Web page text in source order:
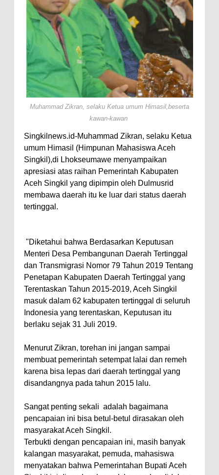
Muhammad Zikran, selaku Ketua umum Himasil,beserta
kawan-kawan
Singkilnews.id-Muhammad Zikran, selaku Ketua
umum Himasil (Himpunan Mahasiswa Aceh
Singkil),di Lhokseumawe menyampaikan
apresiasi atas raihan Pemerintah Kabupaten
Aceh Singkil yang dipimpin oleh Dulmusrid
membawa daerah itu ke luar dari status daerah
tertinggal.
"Diketahui bahwa Berdasarkan Keputusan
Menteri Desa Pembangunan Daerah Tertinggal
dan Transmigrasi Nomor 79 Tahun 2019 Tentang
Penetapan Kabupaten Daerah Tertinggal yang
Terentaskan Tahun 2015-2019, Aceh Singkil
masuk dalam 62 kabupaten tertinggal di seluruh
Indonesia yang terentaskan, Keputusan itu
berlaku sejak 31 Juli 2019.
Menurut Zikran, torehan ini jangan sampai
membuat pemerintah setempat lalai dan remeh
karena bisa lepas dari daerah tertinggal yang
disandangnya pada tahun 2015 lalu.
Sangat penting sekali adalah bagaimana
pencapaian ini bisa betul-betul dirasakan oleh
masyarakat Aceh Singkil.
Terbukti dengan pencapaian ini, masih banyak
kalangan masyarakat, pemuda, mahasiswa
menyatakan bahwa Pemerintahan Bupati Aceh